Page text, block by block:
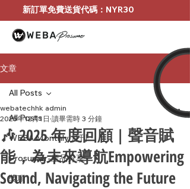
新訂單免費送貨代碼：NYR30
文章
All Posts
WEBA Monthly 月刊
Prosumer-產品分享
獎項
All Posts
🎶 2025 年度回顧 | 聲音賦
能，為未來導航Empowering
Sound, Navigating the Future
webatechhk admin
2025年12月1日 讀畢需時 3 分鐘